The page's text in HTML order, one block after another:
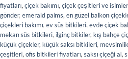
fiyatları, çiçek bakımı, çiçek çeşitleri ve
gönder, emerald palms, en güzel balkon
çiçekleri bakımı, ev süs bitkileri, evde çiçek
mekan süs bitkileri, ilginç bitkiler, kış bahçe
küçük çiçekler, küçük saksı bitkileri,
çeşitleri, ofis bitkileri fiyatları, saksı çiçeği al,